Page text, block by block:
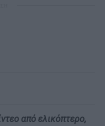
από ελικόπτερο,